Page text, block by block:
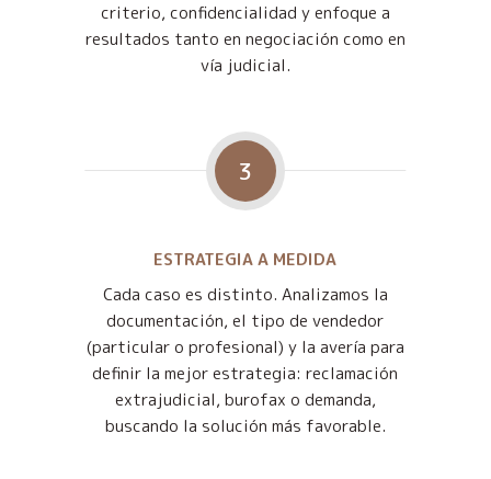
criterio, confidencialidad y enfoque a
resultados tanto en negociación como en
vía judicial.
3
ESTRATEGIA A MEDIDA
Cada caso es distinto. Analizamos la
documentación, el tipo de vendedor
(particular o profesional) y la avería para
definir la mejor estrategia: reclamación
extrajudicial, burofax o demanda,
buscando la solución más favorable.